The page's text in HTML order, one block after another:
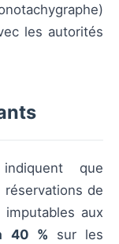
les autorités
que
réservations de
aux
40 % sur les